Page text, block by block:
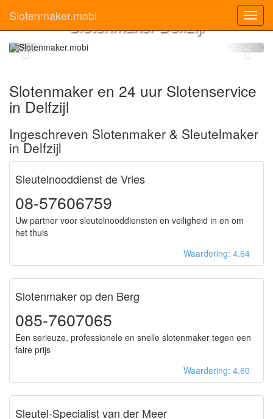
Slotenmaker.mobiSlotenmaker Delfzijl
Slotenmaker en 24 uur Slotenservice
in Delfzijl
Ingeschreven Slotenmaker & Sleutelmaker
in Delfzijl
Sleutelnooddienst de Vries
08-57606759
Uw partner voor sleutelnooddiensten en veiligheid in en om
het thuis
Waardering: 4.64
Slotenmaker op den Berg
085-7607065
Een serieuze, professionele en snelle slotenmaker tegen een
faire prijs
Waardering: 4.60
Sleutel-Specialist van der Meer